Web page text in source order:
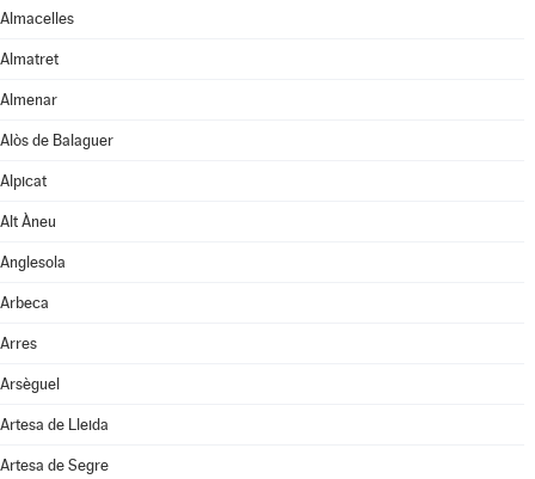
Almacelles
Almatret
Almenar
Alòs de Balaguer
Alpicat
Alt Àneu
Anglesola
Arbeca
Arres
Arsèguel
Artesa de Lleida
Artesa de Segre